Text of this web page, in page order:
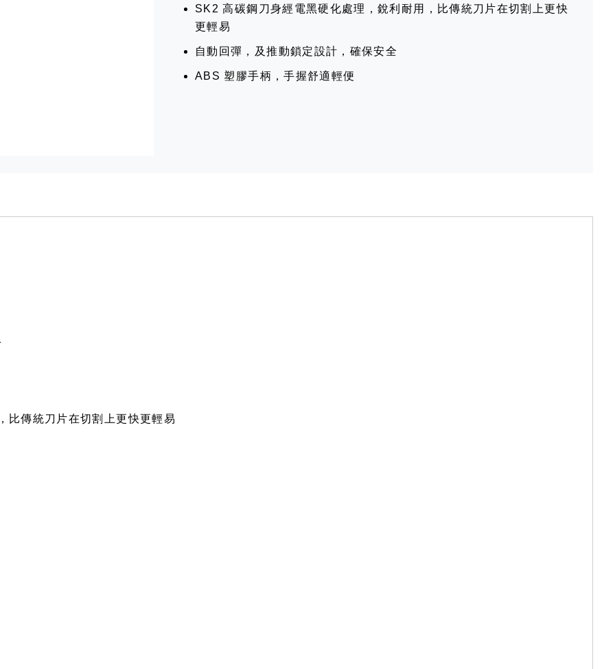
SK2 高碳鋼刀身經電黑硬化處理，銳利耐用，比傳統刀片在切割上更快
更輕易
自動回彈，及推動鎖定設計，確保安全
ABS 塑膠手柄，手握舒適輕便
比傳統刀片在切割上更快更輕易